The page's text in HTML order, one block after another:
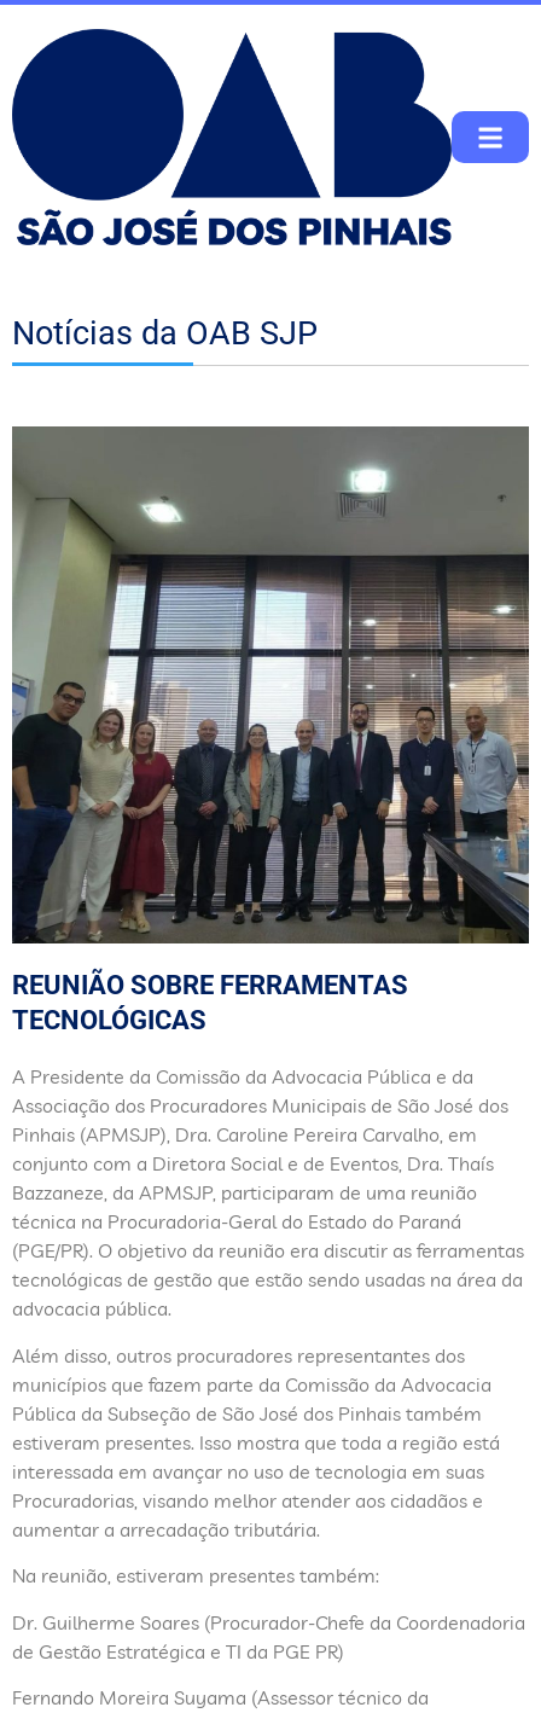
Notícias da OAB SJP
REUNIÃO SOBRE FERRAMENTAS
TECNOLÓGICAS
A Presidente da Comissão da Advocacia Pública e da
Associação dos Procuradores Municipais de São José dos
Pinhais (APMSJP), Dra. Caroline Pereira Carvalho, em
conjunto com a Diretora Social e de Eventos, Dra. Thaís
Bazzaneze, da APMSJP, participaram de uma reunião
técnica na Procuradoria-Geral do Estado do Paraná
(PGE/PR). O objetivo da reunião era discutir as ferramentas
tecnológicas de gestão que estão sendo usadas na área da
advocacia pública.
Além disso, outros procuradores representantes dos
municípios que fazem parte da Comissão da Advocacia
Pública da Subseção de São José dos Pinhais também
estiveram presentes. Isso mostra que toda a região está
interessada em avançar no uso de tecnologia em suas
Procuradorias, visando melhor atender aos cidadãos e
aumentar a arrecadação tributária.
Na reunião, estiveram presentes também:
Dr. Guilherme Soares (Procurador-Chefe da Coordenadoria
de Gestão Estratégica e TI da PGE PR)
Fernando Moreira Suyama (Assessor técnico da